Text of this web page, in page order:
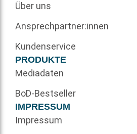
Über uns
Ansprechpartner:innen
Kundenservice
PRODUKTE
Mediadaten
BoD-Bestseller
IMPRESSUM
Impressum